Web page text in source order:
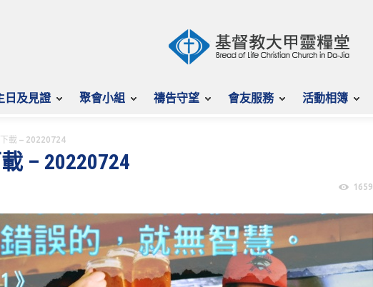
日及見證 聚會小組 禱告守望 會友服務 活動相簿
載 – 20220724
– 20220724
1659